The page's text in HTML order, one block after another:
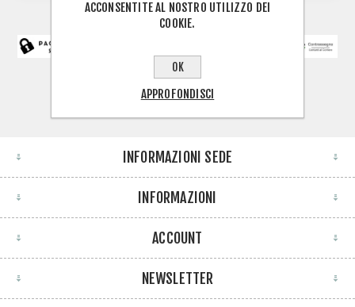
INFORMAZIONI SEDE
INFORMAZIONI
ACCOUNT
NEWSLETTER
ACCONSENTITE AL NOSTRO UTILIZZO DEI
COOKIE.
OK
APPROFONDISCI